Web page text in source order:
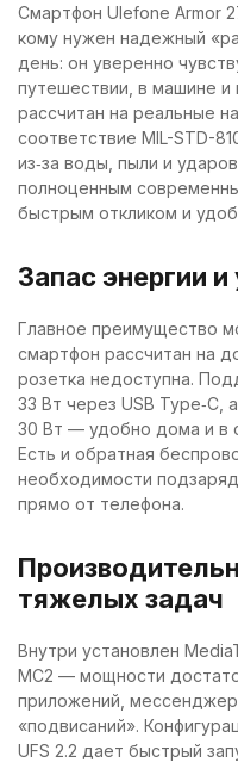
Смартфон Ulefone Armor
кому нужен надежный
день: он уверенно
путешествии, в машине и
рассчитан на реальные
соответствие MIL-STD-
из‑за воды, пыли и
полноценным
быстрым откликом и
Запас энергии
Главное преимущество
смартфон рассчитан на
розетка недоступна.
33 Вт через USB Type‑C,
30 Вт — удобно дома и в
Есть и обратная
необходимости
прямо от телефона.
тяжелых задач
Внутри установлен
MC2 — мощности
приложений,
«подвисаний».
UFS 2.2 дает быстрый